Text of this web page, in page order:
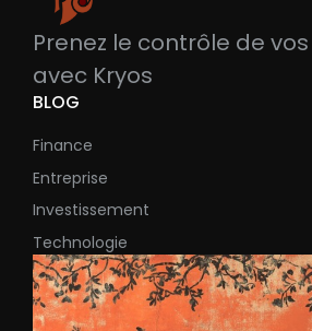
Prenez le contrôle de
avec Kryos
BLOG
Finance
Entreprise
Investissement
Technologie